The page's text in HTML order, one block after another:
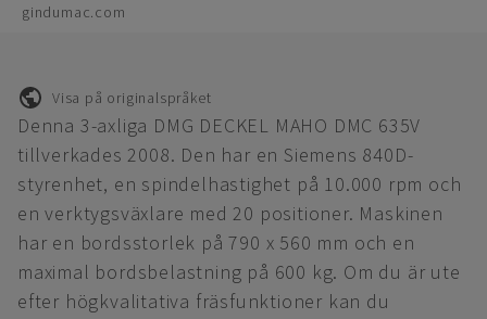
gindumac.com
Visa på originalspråket
Denna 3-axliga DMG DECKEL MAHO DMC 635V
tillverkades 2008. Den har en Siemens 840D-
styrenhet, en spindelhastighet på 10.000 rpm och
en verktygsväxlare med 20 positioner. Maskinen
har en bordsstorlek på 790 x 560 mm och en
maximal bordsbelastning på 600 kg. Om du är ute
efter högkvalitativa fräsfunktioner kan du